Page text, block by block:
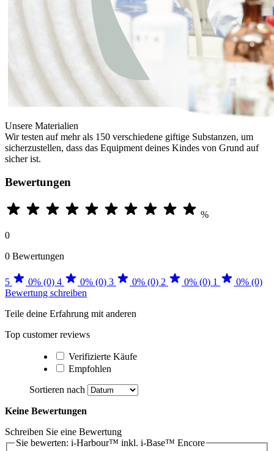
Unsere Materialien
Wir testen auf mehr als 150 verschiedene giftige Substanzen, um
sicherzustellen, dass das Equipment deines Kindes von Grund auf
sicher ist.
Bewertungen
%
0
0 Bewertungen
5 0% (0) 4 0% (0) 3 0% (0) 2 0% (0) 1
0% (0)
Bewertung schreiben
Teile deine Erfahrung mit anderen
Top customer reviews
Verifizierte Käufe
Empfohlen
Sortieren nach
Keine Bewertungen
Schreiben Sie eine Bewertung
Sie bewerten: i-Harbour™ inkl. i-Base™ Encore